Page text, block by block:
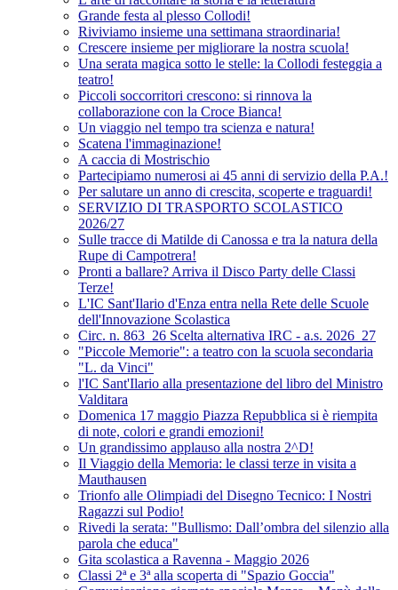
Grande festa al plesso Collodi!
Riviviamo insieme una settimana straordinaria!
Crescere insieme per migliorare la nostra scuola!
Una serata magica sotto le stelle: la Collodi festeggia a
teatro!
Piccoli soccorritori crescono: si rinnova la
collaborazione con la Croce Bianca!
Un viaggio nel tempo tra scienza e natura!
Scatena l'immaginazione!
A caccia di Mostrischio
Partecipiamo numerosi ai 45 anni di servizio della P.A.!
Per salutare un anno di crescita, scoperte e traguardi!
SERVIZIO DI TRASPORTO SCOLASTICO
2026/27
Sulle tracce di Matilde di Canossa e tra la natura della
Rupe di Campotrera!
Pronti a ballare? Arriva il Disco Party delle Classi
Terze!
L'IC Sant'Ilario d'Enza entra nella Rete delle Scuole
dell'Innovazione Scolastica
Circ. n. 863_26 Scelta alternativa IRC - a.s. 2026_27
"Piccole Memorie": a teatro con la scuola secondaria
"L. da Vinci"
l'IC Sant'Ilario alla presentazione del libro del Ministro
Valditara
Domenica 17 maggio Piazza Repubblica si è riempita
di note, colori e grandi emozioni!
Un grandissimo applauso alla nostra 2^D!
Il Viaggio della Memoria: le classi terze in visita a
Mauthausen
Trionfo alle Olimpiadi del Disegno Tecnico: I Nostri
Ragazzi sul Podio!
Rivedi la serata: "Bullismo: Dall’ombra del silenzio alla
parola che educa"
Gita scolastica a Ravenna - Maggio 2026
Classi 2ª e 3ª alla scoperta di "Spazio Goccia"